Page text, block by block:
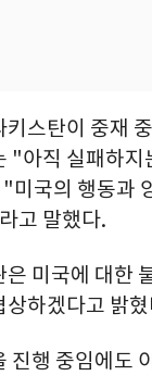
스탄이 중재
"아직 실패하지
미국의 행동과
고 말했다.
미국에 대한
하겠다고 밝
진행 중임에도